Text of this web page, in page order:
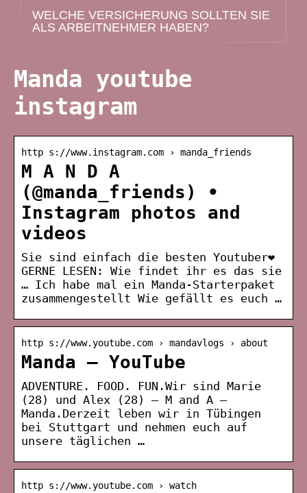
WELCHE VERSICHERUNG SOLLTEN SIE
ALS ARBEITNEHMER HABEN?
Manda youtube
instagram
http s://www.instagram.com › manda_friends
M A N D A
(@manda_friends) •
Instagram photos and
videos
Sie sind einfach die besten Youtuber❤
GERNE LESEN: Wie findet ihr es das sie
… Ich habe mal ein Manda-Starterpaket
zusammengestellt Wie gefällt es euch …
http s://www.youtube.com › mandavlogs › about
Manda – YouTube
ADVENTURE. FOOD. FUN.Wir sind Marie
(28) und Alex (28) – M and A –
Manda.Derzeit leben wir in Tübingen
bei Stuttgart und nehmen euch auf
unsere täglichen …
http s://www.youtube.com › watch